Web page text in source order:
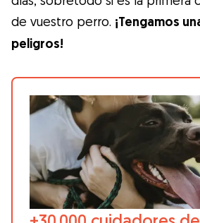
fuera un miembro más de
las reservas incluyen
y cancelación gratuíta
Descubre
de vuestro perro. ¡Tengamos
peligros!